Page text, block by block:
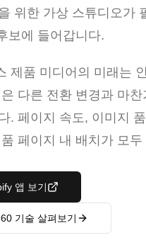
위한 가상 스튜디오가
보에 들어갑니다.
제품 미디어의 미래는
다른 전환 변경과 마찬
. 페이지 속도, 이미지
페이지 내 배치가 모
앱 보기
기술 살펴보기